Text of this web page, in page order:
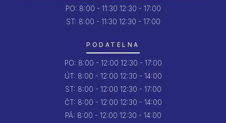
PO: 8:00 - 11:30 12:30 - 17:00
ST: 8:00 - 11:30 12:30 - 17:00
PODATELNA
PO: 8:00 - 12:00 12:30 - 17:00
ÚT: 8:00 - 12:00 12:30 - 14:00
ST: 8:00 - 12:00 12:30 - 17:00
ČT: 8:00 - 12:00 12:30 - 14:00
PÁ: 8:00 - 12:00 12:30 - 14:00